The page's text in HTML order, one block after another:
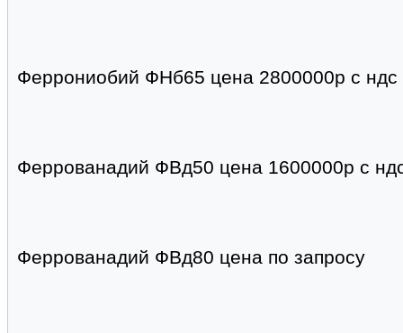
Феррониобий ФНб65 цена 2800000р с ндс
Феррованадий ФВд50 цена 1600000р с
Феррованадий ФВд80 цена по запросу